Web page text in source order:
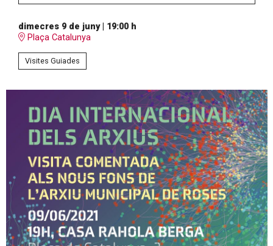
dimecres 9 de juny| 19:00 h
Plaça Catalunya
Visites Guiades